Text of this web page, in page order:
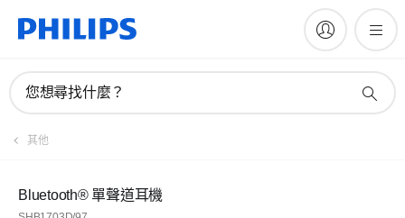
您想尋找什麼？
其他
Bluetooth® 單聲道耳機